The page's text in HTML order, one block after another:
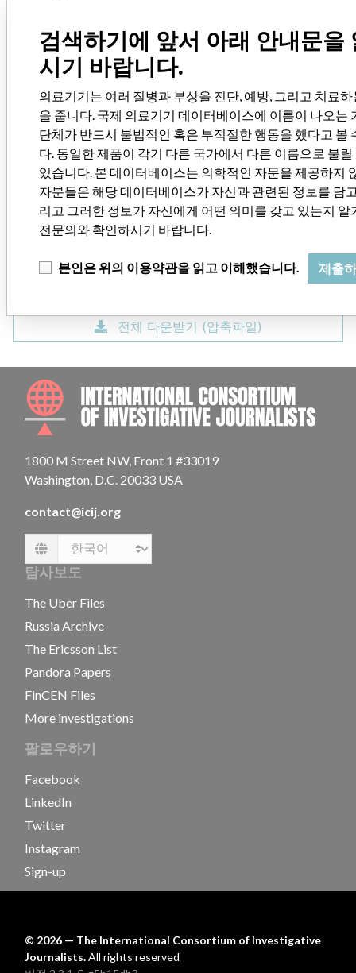
을 줍니다. 국제 의료기기 데이터베이스에 이름이 나오는 기업 또는
단체가 반드시 불법적인 혹은 부적절한 행동을 했다고 볼 수 없습니
다. 동일한 제품이 각기 다른 국가에서 다른 이름으로 불릴 가능성이
있습니다. 본 데이터베이스는 의학적인 자문을 제공하지 않으므로 환
자분들은 해당 데이터베이스가 자신과 관련된 정보를 담고 있는지,
그리고 그러한 정보가 자신에게 어떤 의미를 갖고 있는지 알기 위해
서는 전문의와 확인하시기 바랍니다.
데이터 다운받기
국제 의료기기 데이터베이스는오픈 데이터베이스 라이센스에 따라
제공되며, 데이터베이스의 내용은크리에이티브 커먼즈 저작자표시-
동일조건변경허락에 따라 제공됩니다. 본 데이터를 사용할 때에는 항
Investigative Journalists)출처표기를 해 주시기 바랍니다. 여기에서
전체 다운받기 (압축파일)
1800 M Street NW, Front 1 #33019
Washington, D.C. 20033 USA
contact@icij.org
Language
탐사보도
The Uber Files
Russia Archive
The Ericsson List
Pandora Papers
FinCEN Files
More investigations
팔로우하기
Facebook
LinkedIn
Twitter
Instagram
Sign-up
© 2026 — The International Consortium of Investigative
Journalists.All rights reserved
검색하기에 앞서 아래 안내문을
시기 바랍니다.
의료기기는 여러 질병과 부상을 진단, 예방, 그리고 치료
을 줍니다. 국제 의료기기 데이터베이스에 이름이 나오는
단체가 반드시 불법적인 혹은 부적절한 행동을 했다고 볼
다. 동일한 제품이 각기 다른 국가에서 다른 이름으로 불
있습니다. 본 데이터베이스는 의학적인 자문을 제공하지
자분들은 해당 데이터베이스가 자신과 관련된 정보를 담
리고 그러한 정보가 자신에게 어떤 의미를 갖고 있는지 알
전문의와 확인하시기 바랍니다.
본인은 위의 이용약관을 읽고 이해했습니다. 제출